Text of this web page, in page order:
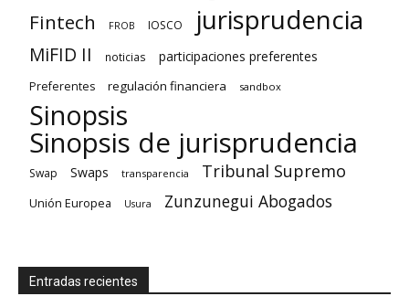
Fintech FROB IOSCO jurisprudencia
MiFID II noticias participaciones preferentes
Preferentes regulación financiera sandbox
Sinopsis
Sinopsis de jurisprudencia
Swap Swaps transparencia Tribunal Supremo
Unión Europea Usura Zunzunegui Abogados
Entradas recientes